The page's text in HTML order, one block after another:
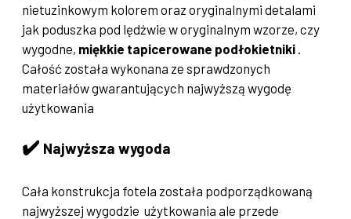
nietuzinkowym kolorem oraz oryginalnymi detalami
jak poduszka pod lędźwie w oryginalnym wzorze, czy
wygodne, miękkie tapicerowane podłokietniki
Całość została wykonana ze sprawdzonych
materiałów gwarantujących najwyższą wygodę
użytkowania
✔️ Najwyższa wygoda
Cała konstrukcja fotela została podporządkowaną
najwyższej wygodzie użytkowania ale przede